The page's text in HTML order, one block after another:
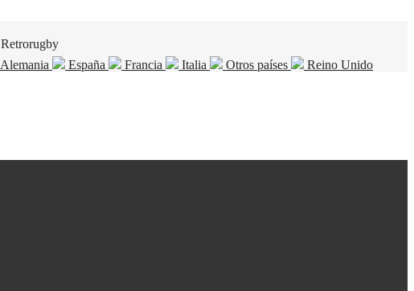
Retrorugby
Alemania
España Francia Italia Otros países
Reino Unido